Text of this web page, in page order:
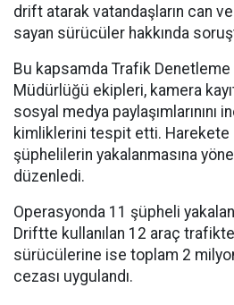
drift atarak vatandaşların can
sayan sürücüler hakkında
Bu kapsamda Trafik
Müdürlüğü ekipleri, kamera
sosyal medya paylaşımlarınını
kimliklerini tespit etti. Harekete
şüphelilerin yakalanmasına
düzenledi.
Operasyonda 11 şüpheli
Driftte kullanılan 12 araç
sürücülerine ise toplam 2
cezası uygulandı.